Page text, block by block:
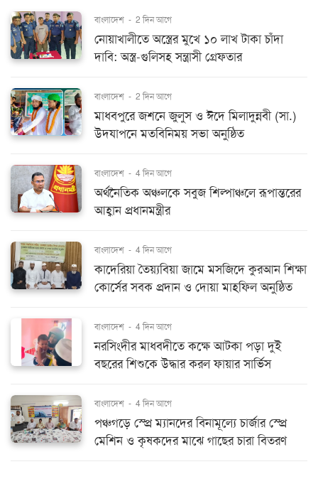
বাংলাদেশ - 2 দিন আগে
নোয়াখালীতে অস্ত্রের মুখে ১০ লাখ টাকা চাঁদা
দাবি: অস্ত্র-গুলিসহ সন্ত্রাসী গ্রেফতার
বাংলাদেশ - 2 দিন আগে
মাধবপুরে জশনে জুলুস ও ঈদে মিলাদুন্নবী (সা.)
উদযাপনে মতবিনিময় সভা অনুষ্ঠিত
বাংলাদেশ - 4 দিন আগে
অর্থনৈতিক অঞ্চলকে সবুজ শিল্পাঞ্চলে রূপান্তরের
আহ্বান প্রধানমন্ত্রীর
বাংলাদেশ - 4 দিন আগে
কাদেরিয়া তৈয়্যবিয়া জামে মসজিদে কুরআন শিক্ষা
কোর্সের সবক প্রদান ও দোয়া মাহফিল অনুষ্ঠিত
বাংলাদেশ - 4 দিন আগে
নরসিংদীর মাধবদীতে কক্ষে আটকা পড়া দুই
বছরের শিশুকে উদ্ধার করল ফায়ার সার্ভিস
বাংলাদেশ - 4 দিন আগে
পঞ্চগড়ে স্প্রে ম্যানদের বিনামূল্যে চার্জার স্প্রে
মেশিন ও কৃষকদের মাঝে গাছের চারা বিতরণ